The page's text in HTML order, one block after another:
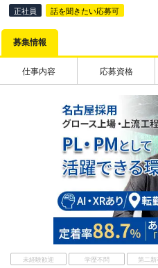
正社員 話を聞きたい応募可
募集情報
仕事内容 応募資格
未経験歓迎 学歴不問 第二新